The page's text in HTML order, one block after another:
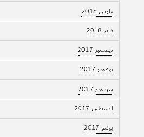
مارس 2018
يناير 2018
ديسمبر 2017
نوفمبر 2017
سبتمبر 2017
أغسطس 2017
يونيو 2017